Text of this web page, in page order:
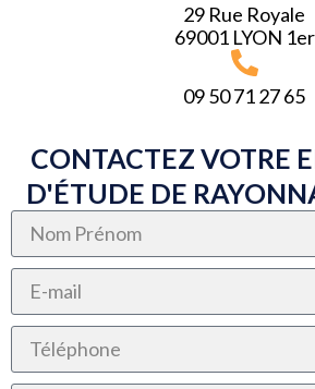
29 Rue Royale
69001 LYON 1er
09 50 71 27 65
CONTACTEZ VOTRE
D'ÉTUDE DE